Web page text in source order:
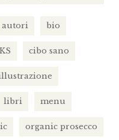
autori bio
cibo sano
libri menu
organic prosecco